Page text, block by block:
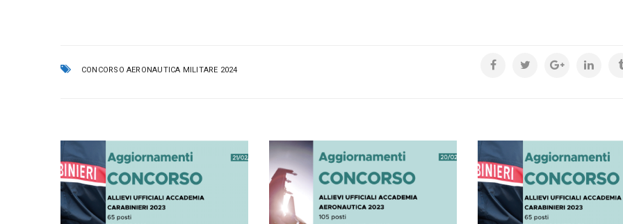
CONCORSO AERONAUTICA MILITARE 2024